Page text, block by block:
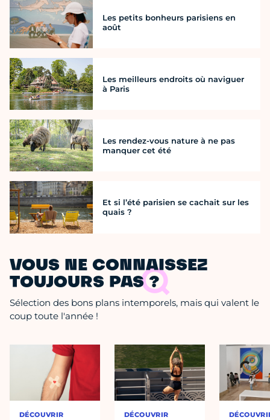
Les petits bonheurs parisiens en
août
Les meilleurs endroits où naviguer
à Paris
Les rendez-vous nature à ne pas
manquer cet été
Et si l’été parisien se cachait sur les
quais ?
VOUS NE CONNAISSEZ
TOUJOURS PAS ?
Sélection des bons plans intemporels, mais qui valent le
coup toute l'année !
DÉCOUVRIR DÉCOUVRIR